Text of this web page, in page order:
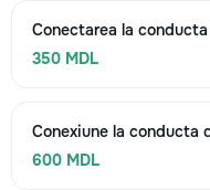
Conectarea la
350 MDL
Conexiune la conducta
600 MDL